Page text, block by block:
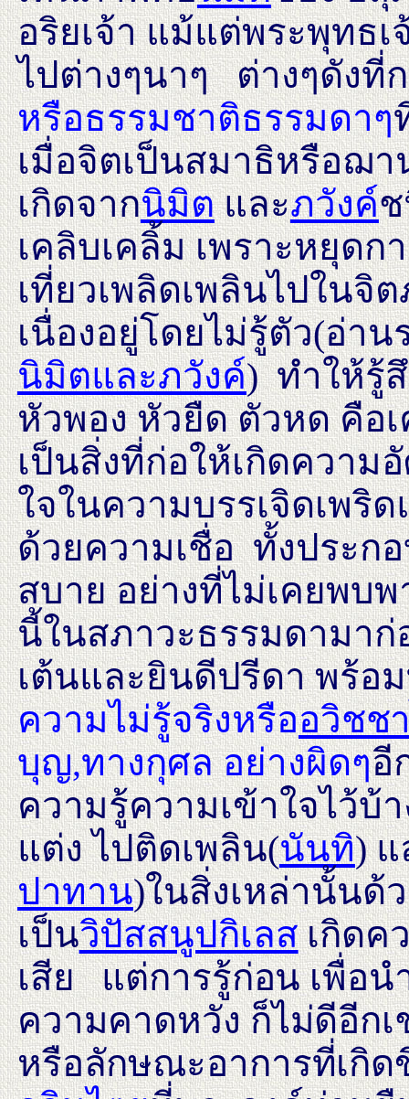
อริยเจ้า แม้แต่พระพุทธ
ไปต่างๆนาๆ ต่างๆดังที่
หรือธรรมชาติธรรมดาๆ
เมื่อจิตเป็นสมาธิหรือฌ
เกิดจากนิมิตและภวังค์
เคลิบเคลิ้ม เพราะหยุดก
เที่ยวเพลิดเพลินไปในจิ
เนื่องอยู่โดยไม่รู้ตัว(อ่าน
นิมิตและภวังค์) ทำให้รู้
หัวพอง หัวยืด ตัวหด คือ
เป็นสิ่งที่ก่อให้เกิดความ
ใจในความบรรเจิดเพริ
ด้วยความเชื่อ ทั้งประก
สบาย อย่างที่ไม่เคยพบ
นี้ในสภาวะธรรมดามา
เต้นและยินดีปรีดา พร้อ
ความไม่รู้จริงหรืออวิชช
บุญ,ทางกุศล อย่างผิดๆอี
ความรู้ความเข้าใจไว้บ้
แต่ง ไปติดเพลิน(นันทิ)
ปาทาน)ในสิ่งเหล่านั้นด้
เป็นวิปัสสนูปกิเลสเกิดค
เสีย แต่การรู้ก่อน เพื่อน
ความคาดหวัง ก็ไม่ดีอีก
หรือลักษณะอาการที่เกิด